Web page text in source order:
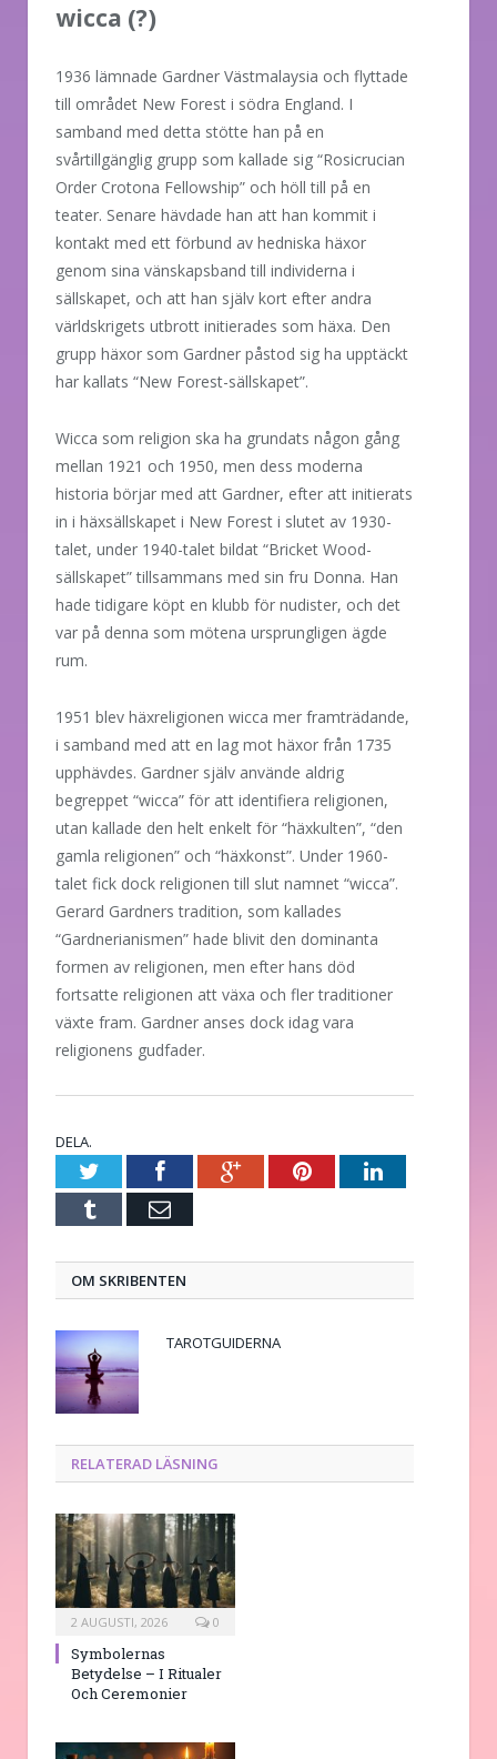
wicca (?)
1936 lämnade Gardner Västmalaysia och flyttade
till området New Forest i södra England. I
samband med detta stötte han på en
svårtillgänglig grupp som kallade sig “Rosicrucian
Order Crotona Fellowship” och höll till på en
teater. Senare hävdade han att han kommit i
kontakt med ett förbund av hedniska häxor
genom sina vänskapsband till individerna i
sällskapet, och att han själv kort efter andra
världskrigets utbrott initierades som häxa. Den
grupp häxor som Gardner påstod sig ha upptäckt
har kallats “New Forest-sällskapet”.
Wicca som religion ska ha grundats någon gång
mellan 1921 och 1950, men dess moderna
historia börjar med att Gardner, efter att initierats
in i häxsällskapet i New Forest i slutet av 1930-
talet, under 1940-talet bildat “Bricket Wood-
sällskapet” tillsammans med sin fru Donna. Han
hade tidigare köpt en klubb för nudister, och det
var på denna som mötena ursprungligen ägde
rum.
1951 blev häxreligionen wicca mer framträdande,
i samband med att en lag mot häxor från 1735
upphävdes. Gardner själv använde aldrig
begreppet “wicca” för att identifiera religionen,
utan kallade den helt enkelt för “häxkulten”, “den
gamla religionen” och “häxkonst”. Under 1960-
talet fick dock religionen till slut namnet “wicca”.
Gerard Gardners tradition, som kallades
“Gardnerianismen” hade blivit den dominanta
formen av religionen, men efter hans död
fortsatte religionen att växa och fler traditioner
växte fram. Gardner anses dock idag vara
religionens gudfader.
DELA.
TwitterFacebookGoogle+PinterestLinkedIn
Tumblr E-
OM SKRIBENTEN
TAROTGUIDERNA
RELATERAD LÄSNING
2 AUGUSTI, 2026 0
Symbolernas
Betydelse – I Ritualer
Och Ceremonier